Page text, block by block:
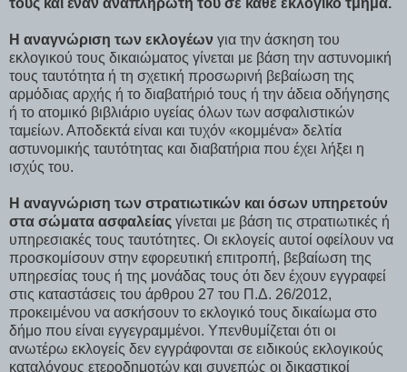
τους και έναν αναπληρωτή του σε κάθε εκλογικό τμήμα.
Η αναγνώριση των εκλογέων για την άσκηση του
εκλογικού τους δικαιώματος γίνεται με βάση την αστυνομική
τους ταυτότητα ή τη σχετική προσωρινή βεβαίωση της
αρμόδιας αρχής ή το διαβατήριό τους ή την άδεια οδήγησης
ή το ατομικό βιβλιάριο υγείας όλων των ασφαλιστικών
ταμείων. Αποδεκτά είναι και τυχόν «κομμένα» δελτία
αστυνομικής ταυτότητας και διαβατήρια που έχει λήξει η
ισχύς του.
Η αναγνώριση των στρατιωτικών και όσων υπηρετούν
στα σώματα ασφαλείας γίνεται με βάση τις στρατιωτικές ή
υπηρεσιακές τους ταυτότητες. Οι εκλογείς αυτοί οφείλουν να
προσκομίσουν στην εφορευτική επιτροπή, βεβαίωση της
υπηρεσίας τους ή της μονάδας τους ότι δεν έχουν εγγραφεί
στις καταστάσεις του άρθρου 27 του Π.Δ. 26/2012,
προκειμένου να ασκήσουν το εκλογικό τους δικαίωμα στο
δήμο που είναι εγγεγραμμένοι. Υπενθυμίζεται ότι οι
ανωτέρω εκλογείς δεν εγγράφονται σε ειδικούς εκλογικούς
καταλόγους ετεροδημοτών και συνεπώς οι δικαστικοί